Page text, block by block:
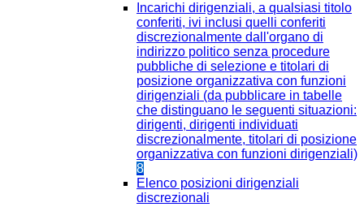
Incarichi dirigenziali, a qualsiasi titolo
conferiti, ivi inclusi quelli conferiti
discrezionalmente dall'organo di
indirizzo politico senza procedure
pubbliche di selezione e titolari di
posizione organizzativa con funzioni
dirigenziali (da pubblicare in tabelle
che distinguano le seguenti situazioni:
dirigenti, dirigenti individuati
discrezionalmente, titolari di posizione
organizzativa con funzioni dirigenziali)
8
Elenco posizioni dirigenziali
discrezionali